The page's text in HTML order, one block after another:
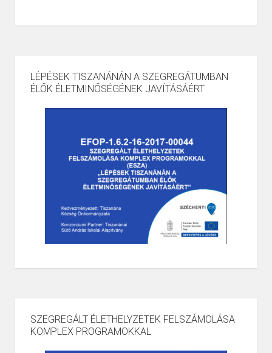
LÉPÉSEK TISZANÁNÁN A SZEGREGÁTUMBAN
ÉLŐK ÉLETMINŐSÉGÉNEK JAVÍTÁSÁÉRT
SZEGREGÁLT ÉLETHELYZETEK FELSZÁMOLÁSA
KOMPLEX PROGRAMOKKAL